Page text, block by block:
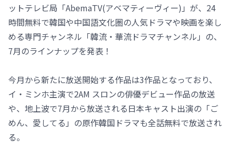
ットテレビ局「AbemaTV(アベマティーヴィー)」が、24
時間無料で韓国や中国語文化圏の人気ドラマや映画を楽し
める専門チャンネル「韓流・華流ドラマチャンネル」の、
7月のラインナップを発表！
今月から新たに放送開始する作品は3作品となっており、
イ・ミンホ主演で2AM スロンの俳優デビュー作品の放送
や、地上波で7月から放送される日本キャスト出演の「ご
めん、愛してる」の原作韓国ドラマも全話無料で放送され
る。